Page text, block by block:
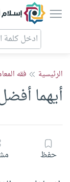
الرئيسية فقه
أيهما
حفظ